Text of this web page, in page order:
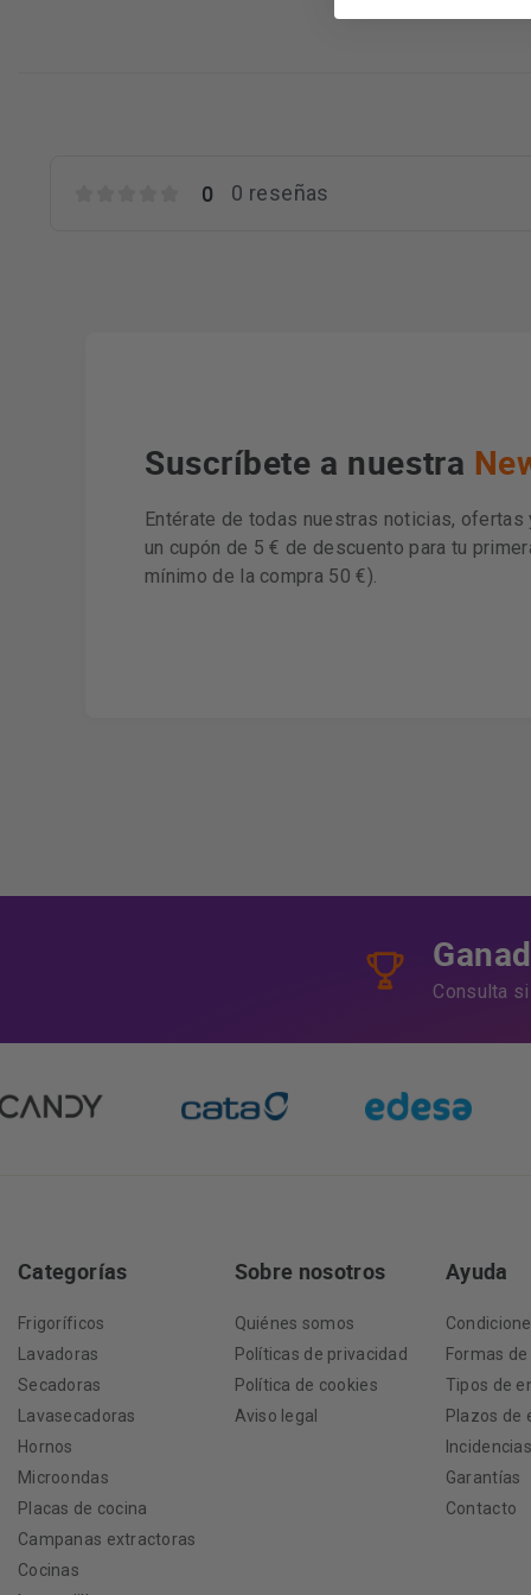
0 0 reseñas
Suscríbete a nuestra
Entérate de todas nuestras noticias,
un cupón de 5 € de descuento para tu
mínimo de la compra 50 €).
Consulta
Categorías
Frigoríficos
Lavadoras
Secadoras
Lavasecadoras
Hornos
Microondas
Placas de cocina
Campanas extractoras
Cocinas
Sobre nosotros
Quiénes somos
Políticas de privacidad
Política de cookies
Aviso legal
Ayuda
Formas
Tipos de
Plazos de
Garantías
Contacto